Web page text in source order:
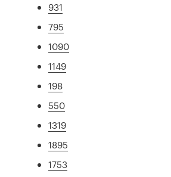
931
795
1090
1149
198
550
1319
1895
1753